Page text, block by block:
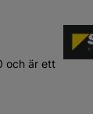
och är ett